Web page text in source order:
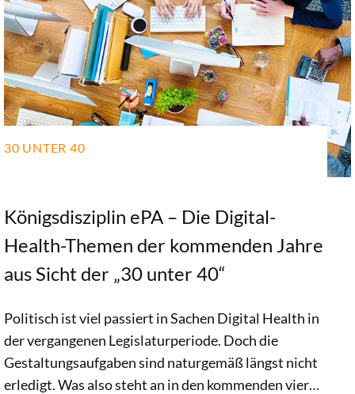
30 UNTER 40
Königsdisziplin ePA – Die Digital-
Health-Themen der kommenden Jahre
aus Sicht der „30 unter 40“
Politisch ist viel passiert in Sachen Digital Health in
der vergangenen Legislaturperiode. Doch die
Gestaltungsaufgaben sind naturgemäß längst nicht
erledigt. Was also steht an in den kommenden vier